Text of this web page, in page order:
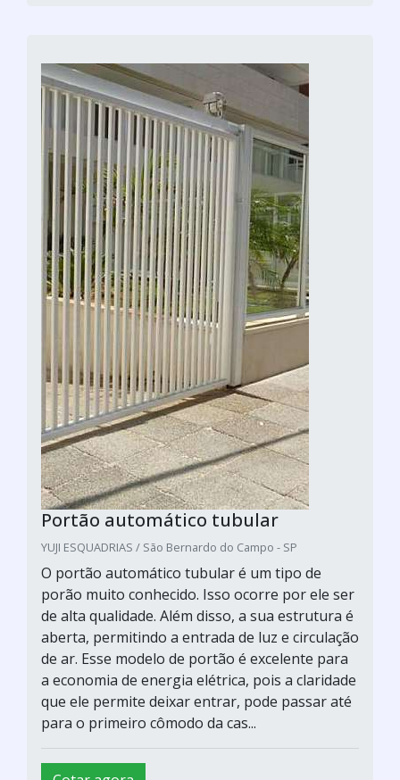
Portão automático tubular
YUJI ESQUADRIAS / São Bernardo do Campo - SP
O portão automático tubular é um tipo de
porão muito conhecido. Isso ocorre por ele ser
de alta qualidade. Além disso, a sua estrutura é
aberta, permitindo a entrada de luz e circulação
de ar. Esse modelo de portão é excelente para
a economia de energia elétrica, pois a claridade
que ele permite deixar entrar, pode passar até
para o primeiro cômodo da cas...